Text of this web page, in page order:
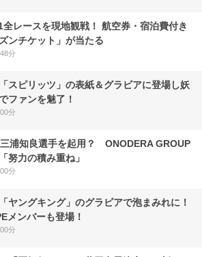
レースを現地観戦！ 航空券・宿泊費付き
ンチケット」が当たる
分
スピリッツ」の表紙＆グラビアに登場し妖
ファンを魅了！
分
浦知良選手を起用？ ONODERA GROUP
努力の積み重ね」
分
ヤングキング」のグラビアで泡まみれに！
メンバーも登場！
分